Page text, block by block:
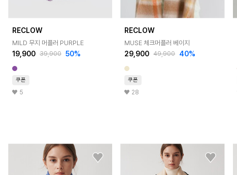
RECLOW
MILD 무지 머플러 PURPLE
19,900 39,900 50%
쿠폰
5
RECLOW
MUSE 체크머플러 베이지
29,900 49,900 40%
쿠폰
28